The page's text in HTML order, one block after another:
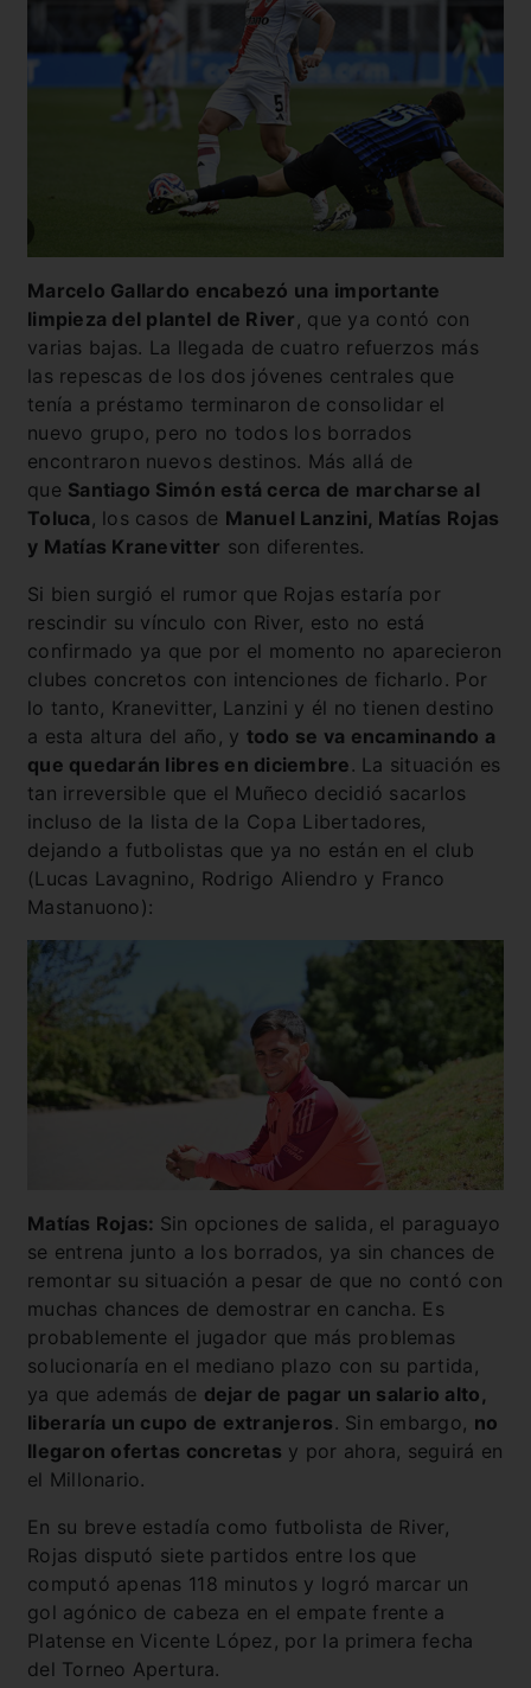
Marcelo Gallardo encabezó una importante
limpieza del plantel de River , que ya contó con
varias bajas. La llegada de cuatro refuerzos más
las repescas de los dos jóvenes centrales que
tenía a préstamo terminaron de consolidar el
nuevo grupo, pero no todos los borrados
encontraron nuevos destinos. Más allá de
que Santiago Simón está cerca de marcharse al
Toluca , los casos de Manuel Lanzini, Matías Rojas
y Matías Kranevitter son diferentes.
Si bien surgió el rumor que Rojas estaría por
rescindir su vínculo con River, esto no está
confirmado ya que por el momento no aparecieron
clubes concretos con intenciones de ficharlo. Por
lo tanto, Kranevitter, Lanzini y él no tienen destino
a esta altura del año, y todo se va encaminando a
que quedarán libres en diciembre . La situación es
tan irreversible que el Muñeco decidió sacarlos
incluso de la lista de la Copa Libertadores,
dejando a futbolistas que ya no están en el club
(Lucas Lavagnino, Rodrigo Aliendro y Franco
Mastanuono):
Matías Rojas: Sin opciones de salida, el paraguayo
se entrena junto a los borrados, ya sin chances de
remontar su situación a pesar de que no contó con
muchas chances de demostrar en cancha. Es
probablemente el jugador que más problemas
solucionaría en el mediano plazo con su partida,
ya que además de dejar de pagar un salario alto,
liberaría un cupo de extranjeros . Sin embargo, no
llegaron ofertas concretas y por ahora, seguirá en
el Millonario.
En su breve estadía como futbolista de River,
Rojas disputó siete partidos entre los que
computó apenas 118 minutos y logró marcar un
gol agónico de cabeza en el empate frente a
Platense en Vicente López, por la primera fecha
del Torneo Apertura.